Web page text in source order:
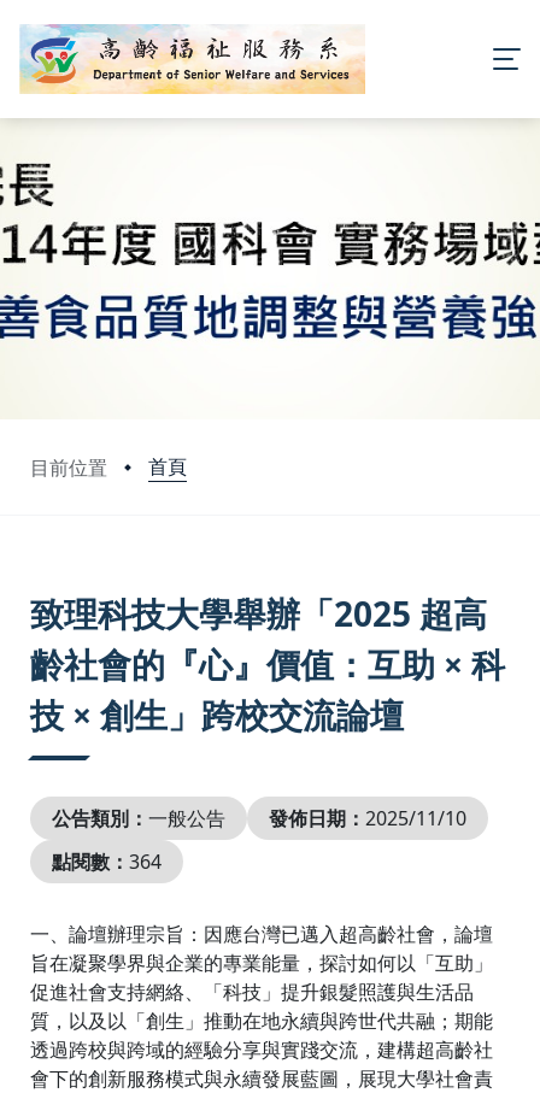
目前位置 首頁
致理科技大學舉辦「2025 超高
齡社會的『心』價值：互助 × 科
技 × 創生」跨校交流論壇
公告類別： 一般公告 發佈日期： 2025/11/10
點閱數： 364
一、論壇辦理宗旨：因應台灣已邁入超高齡社會，論壇
旨在凝聚學界與企業的專業能量，探討如何以「互助」
促進社會支持網絡、「科技」提升銀髮照護與生活品
質，以及以「創生」推動在地永續與跨世代共融；期能
透過跨校與跨域的經驗分享與實踐交流，建構超高齡社
會下的創新服務模式與永續發展藍圖，展現大學社會責